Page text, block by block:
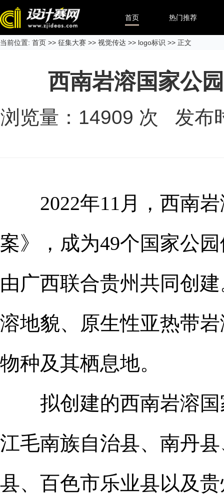
首页 热门推荐
当前位置: 首页 >> 征集大赛 >> 视觉传达 >> logo标识 >> 正文
西南岩溶国家公
浏览量： 14909 次 发布
2022年11月，西南
案》，成为49个国家公
由广西联合贵州共同创
溶地貌、原生性亚热带
物种及其栖息地。
拟创建的西南岩溶国
江毛南族自治县、南丹
县、百色市乐业县以及